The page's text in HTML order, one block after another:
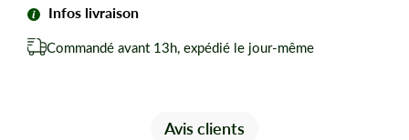
Infos livraison
Commandé avant 13h, expédié le jour-même
Avis clients